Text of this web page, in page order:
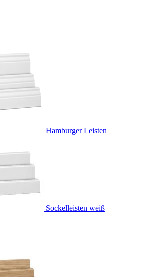
Hamburger Leisten
Sockelleisten weiß